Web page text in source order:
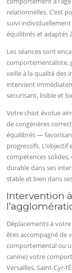
relationnelles. C’est
suivi
équilibrés et adaptés
Les séances sont
comportementaliste,
veille à la qualité des
intervient
sécurisant, lisible et
Votre chiot évolue
de congénères
équilibrés —
progressifs.
compétences
durable dans ses
stable et bien dans
Intervention
Déplacements à
êtes accompagné de
comportemental ou
canine) votre
Versailles, Saint-Cyr-